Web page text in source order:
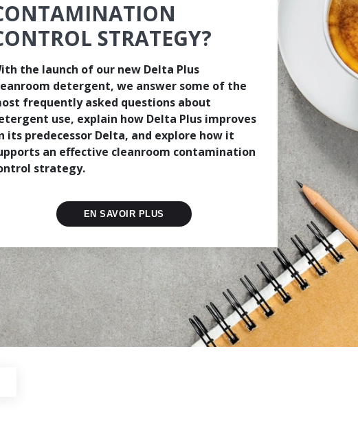
STRATEGY?
the launch of our new Delta Plus
detergent, we answer some of the
frequently asked questions about
use, explain how Delta Plus improves
its predecessor Delta, and explore how it
an effective cleanroom contamination
strategy.
EN SAVOIR PLUS
LE CONTENU